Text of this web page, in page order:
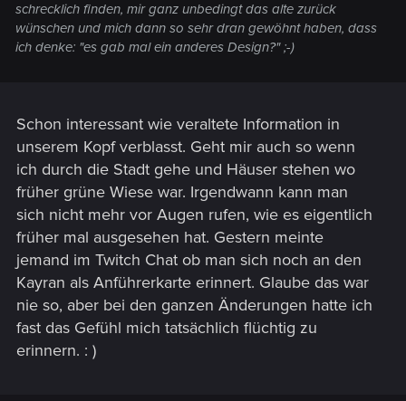
schrecklich finden, mir ganz unbedingt das alte zurück
wünschen und mich dann so sehr dran gewöhnt haben, dass
ich denke: "es gab mal ein anderes Design?" ;-)
Schon interessant wie veraltete Information in
unserem Kopf verblasst. Geht mir auch so wenn
ich durch die Stadt gehe und Häuser stehen wo
früher grüne Wiese war. Irgendwann kann man
sich nicht mehr vor Augen rufen, wie es eigentlich
früher mal ausgesehen hat. Gestern meinte
jemand im Twitch Chat ob man sich noch an den
Kayran als Anführerkarte erinnert. Glaube das war
nie so, aber bei den ganzen Änderungen hatte ich
fast das Gefühl mich tatsächlich flüchtig zu
erinnern. : )